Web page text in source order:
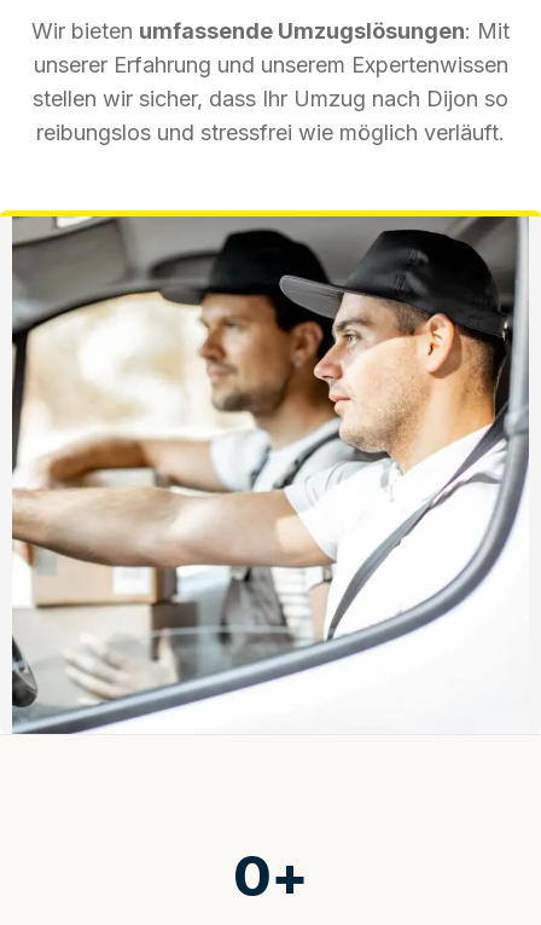
Wir bieten umfassende Umzugslösungen: Mit
unserer Erfahrung und unserem Expertenwissen
stellen wir sicher, dass Ihr Umzug nach Dijon so
reibungslos und stressfrei wie möglich verläuft.
0+